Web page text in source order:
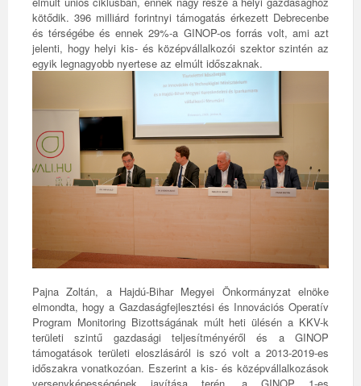
kötődik. 396 milliárd forintnyi támogatás érkezett Debrecenbe
és térségébe és ennek 29%-a GINOP-os forrás volt, ami azt
jelenti, hogy helyi kis- és középvállalkozói szektor szintén az
egyik legnagyobb nyertese az elmúlt időszaknak.
Pajna Zoltán, a Hajdú-Bihar Megyei Önkormányzat elnöke
elmondta, hogy a Gazdaságfejlesztési és Innovációs Operatív
Program Monitoring Bizottságának múlt heti ülésén a KKV-k
területi szintű gazdasági teljesítményéről és a GINOP
támogatások területi eloszlásáról is szó volt a 2013-2019-es
időszakra vonatkozóan. Eszerint a kis- és középvállalkozások